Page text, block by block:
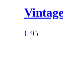
€ 95